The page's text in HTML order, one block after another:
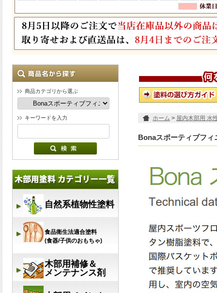
商品カテゴリから選ぶ
キーワードを入力 ホーム > 屋内木部用 水
Bonaスポーティブフィ